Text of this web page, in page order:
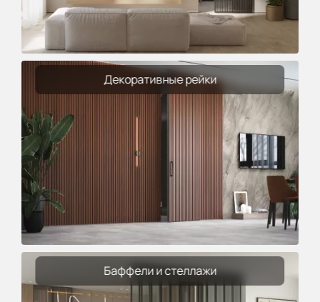
Декоративные рейки
Баффели и стеллажи